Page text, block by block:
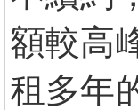
額較高
租多年